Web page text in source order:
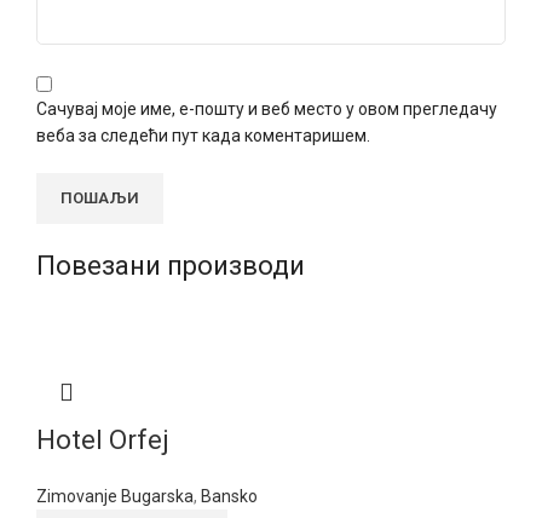
Сачувај моје име, е-пошту и веб место у овом прегледачу
веба за следећи пут када коментаришем.
Повезани производи
Hotel Orfej
Zimovanje Bugarska, Bansko